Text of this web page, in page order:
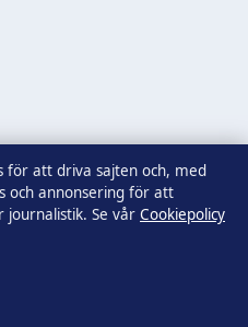
för att driva sajten och, med
och annonsering för att
Se vår Cookiepolicy